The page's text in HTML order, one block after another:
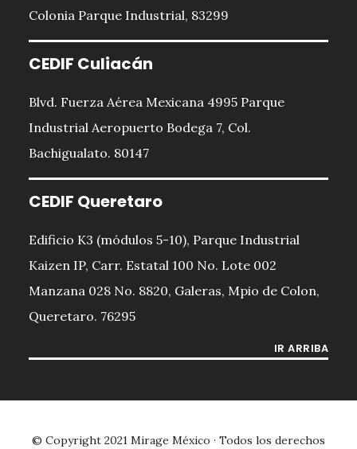
Colonia Parque Industrial, 83299
CEDIF Culiacán
Blvd. Fuerza Aérea Mexicana 4995 Parque
Industrial Aeropuerto Bodega 7, Col.
Bachigualato. 80147
CEDIF Queretaro
Edificio K3 (módulos 5-10), Parque Industrial
Kaizen IP, Carr. Estatal 100 No. Lote 002
Manzana 028 No. 8820, Galeras, Mpio de Colon,
Queretaro. 76295
IR ARRIBA
© Copyright 2021 Mirage México · Todos los derechos